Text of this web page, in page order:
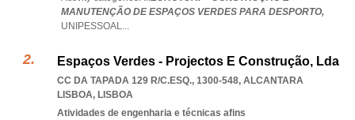
MANUTENÇÃO DE ESPAÇOS VERDES PARA DESPORTO,
UNIPESSOAL...
Espaços Verdes - Projectos E Construção, Lda
CC DA TAPADA 129 R/C.ESQ., 1300-548, ALCANTARA
LISBOA, LISBOA
Atividades de engenharia e técnicas afins